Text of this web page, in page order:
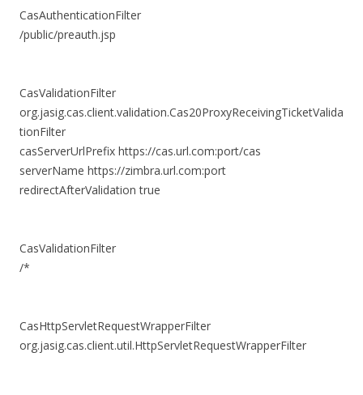
CasAuthenticationFilter
/public/preauth.jsp
CasValidationFilter
org.jasig.cas.client.validation.Cas20ProxyReceivingTicketValida
tionFilter
casServerUrlPrefix https://cas.url.com:port/cas
serverName https://zimbra.url.com:port
redirectAfterValidation true
CasValidationFilter
/*
CasHttpServletRequestWrapperFilter
org.jasig.cas.client.util.HttpServletRequestWrapperFilter